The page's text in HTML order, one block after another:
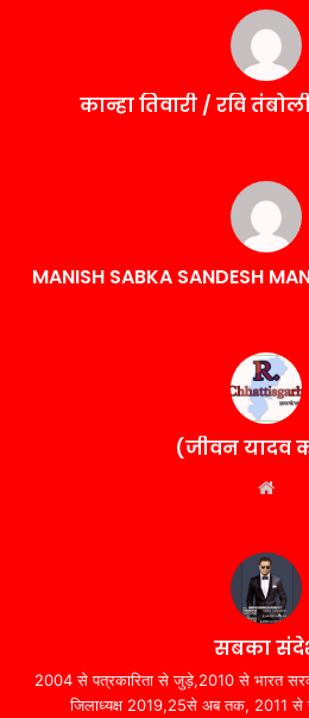
कान्हा तिवारी / रवि
MANISH SABKA SANDESH
(जीवन यादव
सबका
2004 से पत्रकारिता से जुड़े,2010 से भारत
जिलाध्यक्ष 2019,25से अब तक, 2011 से